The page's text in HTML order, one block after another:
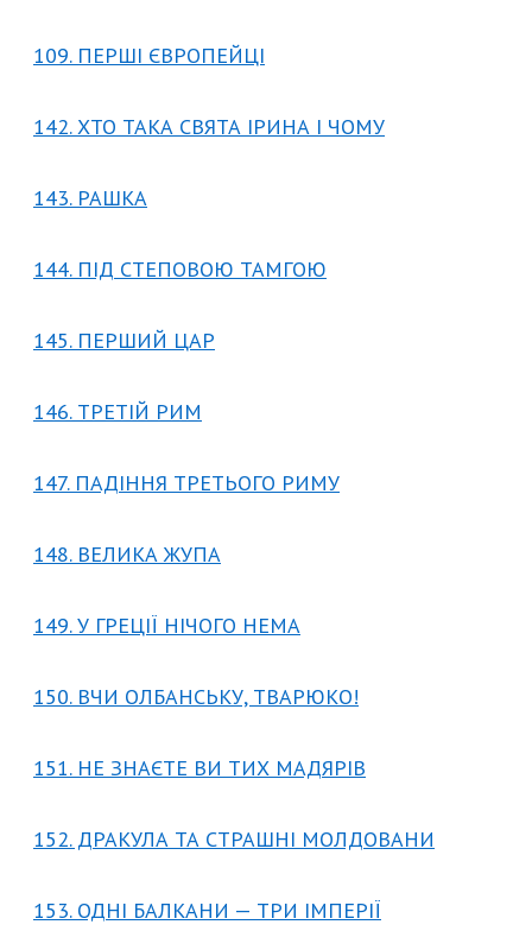
109. ПЕРШІ ЄВРОПЕЙЦІ
142. ХТО ТАКА СВЯТА ІРИНА І ЧОМУ
143. РАШКА
144. ПІД СТЕПОВОЮ ТАМГОЮ
145. ПЕРШИЙ ЦАР
146. ТРЕТІЙ РИМ
147. ПАДІННЯ ТРЕТЬОГО РИМУ
148. ВЕЛИКА ЖУПА
149. У ГРЕЦІЇ НІЧОГО НЕМА
150. ВЧИ ОЛБАНСЬКУ, ТВАРЮКО!
151. НЕ ЗНАЄТЕ ВИ ТИХ МАДЯРІВ
152. ДРАКУЛА ТА СТРАШНІ МОЛДОВАНИ
153. ОДНІ БАЛКАНИ — ТРИ ІМПЕРІЇ